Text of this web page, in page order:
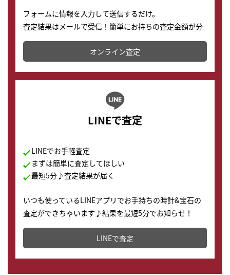
フォームに情報を入力して送信するだけ。
査定結果はメールで受信！簡単にお持ちの査定金額が分
かります。
オンライン査定
LINEで査定
LINEでお手軽査定
まずは簡単に査定してほしい
最短5分♪査定結果が届く
いつも使っているLINEアプリでお手持ちの時計&宝石の
査定ができちゃいます♪結果を最短5分でお知らせ！
どこからでもすぐに査定金額を知ることが出来ます。
LINEで査定